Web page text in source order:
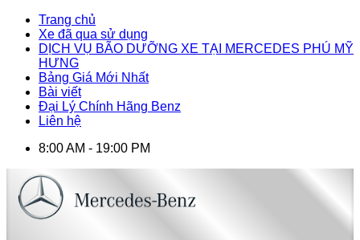
Trang chủ
Xe đã qua sử dụng
DỊCH VỤ BÃO DƯỠNG XE TẠI MERCEDES PHÚ MỸ
HƯNG
Bảng Giá Mới Nhất
Bài viết
Đại Lý Chính Hãng Benz
Liên hệ
8:00 AM - 19:00 PM